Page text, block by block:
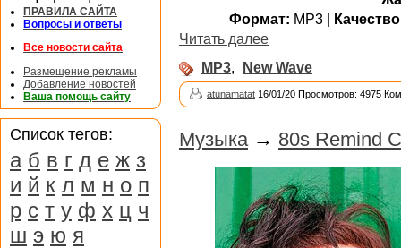
Формат: MP3 |
Читать далее
MP3, New Wave
atunamatat 16/01/20 Просмотров: 4975
Музыка → 80s Remind
ПРАВИЛА САЙТА
Вопросы и ответы
Все новости сайта
Размещение рекламы
Добавление новостей
Ваша помощь сайту
Список тегов:
а б в г д е ж з
и й к л м н о п
р с т у ф х ц ч
ш э ю я